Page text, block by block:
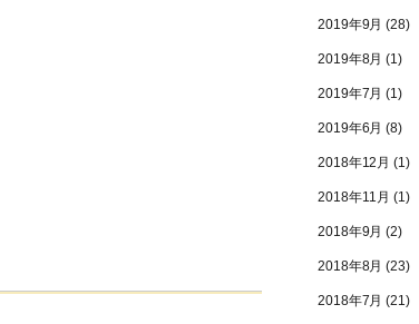
2019年9月 (28)
2019年8月 (1)
2019年7月 (1)
2019年6月 (8)
2018年12月 (1)
2018年11月 (1)
2018年9月 (2)
2018年8月 (23)
2018年7月 (21)